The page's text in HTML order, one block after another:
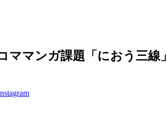
ママンガ課題「におう三線」